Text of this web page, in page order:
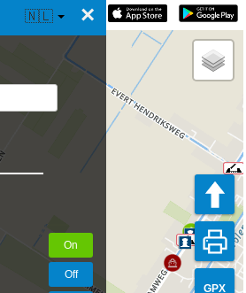
×
🇳🇱
GPX